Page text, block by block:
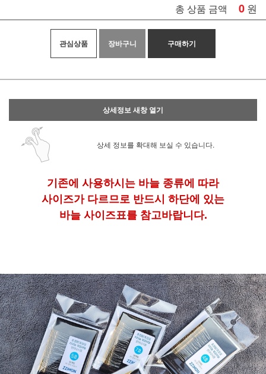
총 상품 금액 0 원
관심상품 장바구니 구매하기
상세정보 새창 열기
상세 정보를 확대해 보실 수 있습니다.
기존에 사용하시는 바늘 종류에 따라
사이즈가 다르므로 반드시 하단에 있는
바늘 사이즈표를 참고바랍니다.